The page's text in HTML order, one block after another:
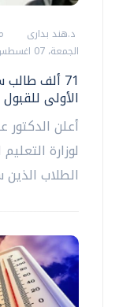
د.هند بدارى
الجمعة، 07 اغسطس 2026 11:58 ص
71 ألف
الأولى
أعلن الدكتور
لوزارة
الطلاب